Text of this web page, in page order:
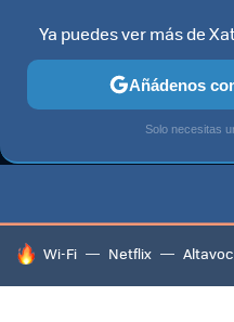
GUÍAS DE COMPRA
HOY SE HABLA DE
Wi-Fi Netflix
Ya puedes ver más de
Añádenos
Solo necesitas